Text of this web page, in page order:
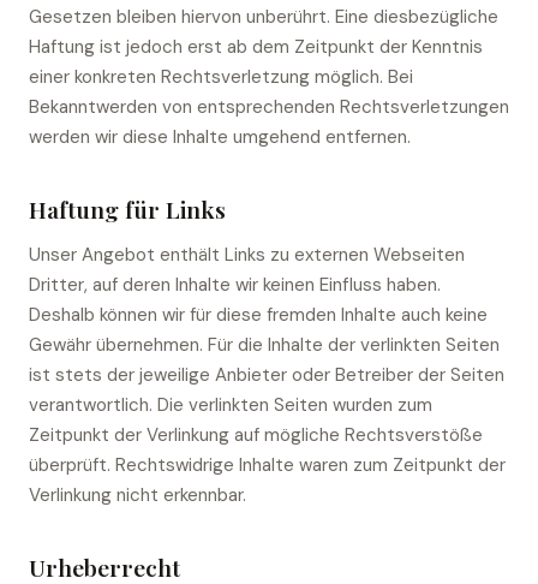
Gesetzen bleiben hiervon unberührt. Eine diesbezügliche
Haftung ist jedoch erst ab dem Zeitpunkt der Kenntnis
einer konkreten Rechtsverletzung möglich. Bei
Bekanntwerden von entsprechenden Rechtsverletzungen
werden wir diese Inhalte umgehend entfernen.
Haftung für Links
Unser Angebot enthält Links zu externen Webseiten
Dritter, auf deren Inhalte wir keinen Einfluss haben.
Deshalb können wir für diese fremden Inhalte auch keine
Gewähr übernehmen. Für die Inhalte der verlinkten Seiten
ist stets der jeweilige Anbieter oder Betreiber der Seiten
verantwortlich. Die verlinkten Seiten wurden zum
Zeitpunkt der Verlinkung auf mögliche Rechtsverstöße
überprüft. Rechtswidrige Inhalte waren zum Zeitpunkt der
Verlinkung nicht erkennbar.
Urheberrecht